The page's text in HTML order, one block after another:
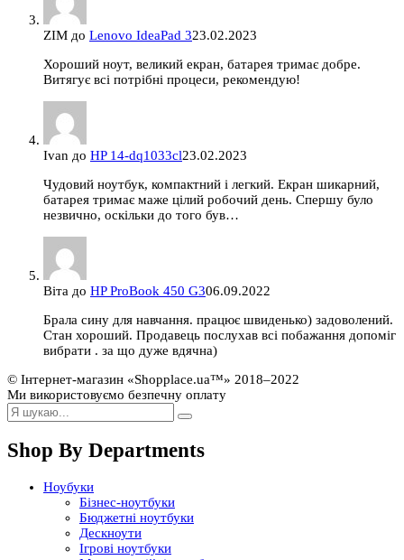
ZIM до Lenovo IdeaPad 323.02.2023
Хороший ноут, великий екран, батарея тримає добре.
Витягує всі потрібні процеси, рекомендую!
Ivan до HP 14-dq1033cl23.02.2023
Чудовий ноутбук, компактний і легкий. Екран шикарний,
батарея тримає маже цілий робочий день. Спершу було
незвично, оскільки до того був…
Віта до HP ProBook 450 G306.09.2022
Брала сину для навчання. працює швиденько) задоволений.
Стан хороший. Продавець послухав всі побажання допоміг
вибрати . за що дуже вдячна)
© Інтернет-магазин «Shopplace.ua™» 2018–2022
Ми використовуємо безпечну оплату
Shop By Departments
Ноубуки
Бізнес-ноутбуки
Бюджетні ноутбуки
Дескноути
Ігрові ноутбуки